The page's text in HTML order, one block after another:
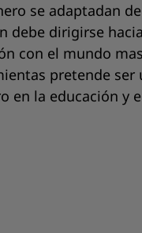
se adaptadan
debe dirigirse
con el mundo
pretende
en la educación y